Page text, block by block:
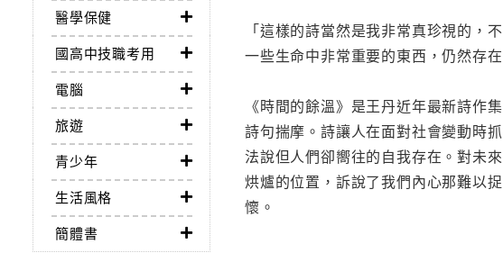
醫學保健
國高中技職考用
電腦
旅遊
青少年
生活風格
簡體書
「這樣的詩當然是我非常真珍視的
一些生命中非常重要的東西，仍然存
《時間的餘溫》是王丹近年最新詩作
詩句揣摩。詩讓人在面對社會變動時
法說但人們卻嚮往的自我存在。對
烘爐的位置，訴說了我們內心那難以
懷。